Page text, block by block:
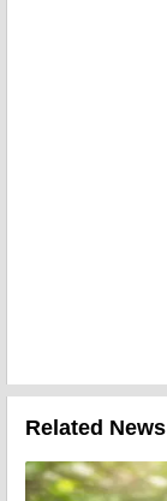
Related News